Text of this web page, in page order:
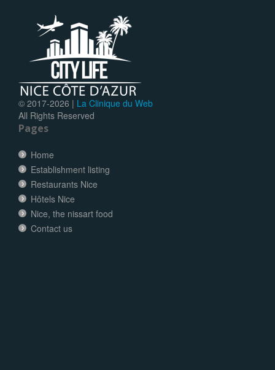
© 2017-2026 | La Clinique du Web
All Rights Reserved
Pages
Home
Establishment listing
Restaurants Nice
Hôtels Nice
Nice, the nissart food
Contact us